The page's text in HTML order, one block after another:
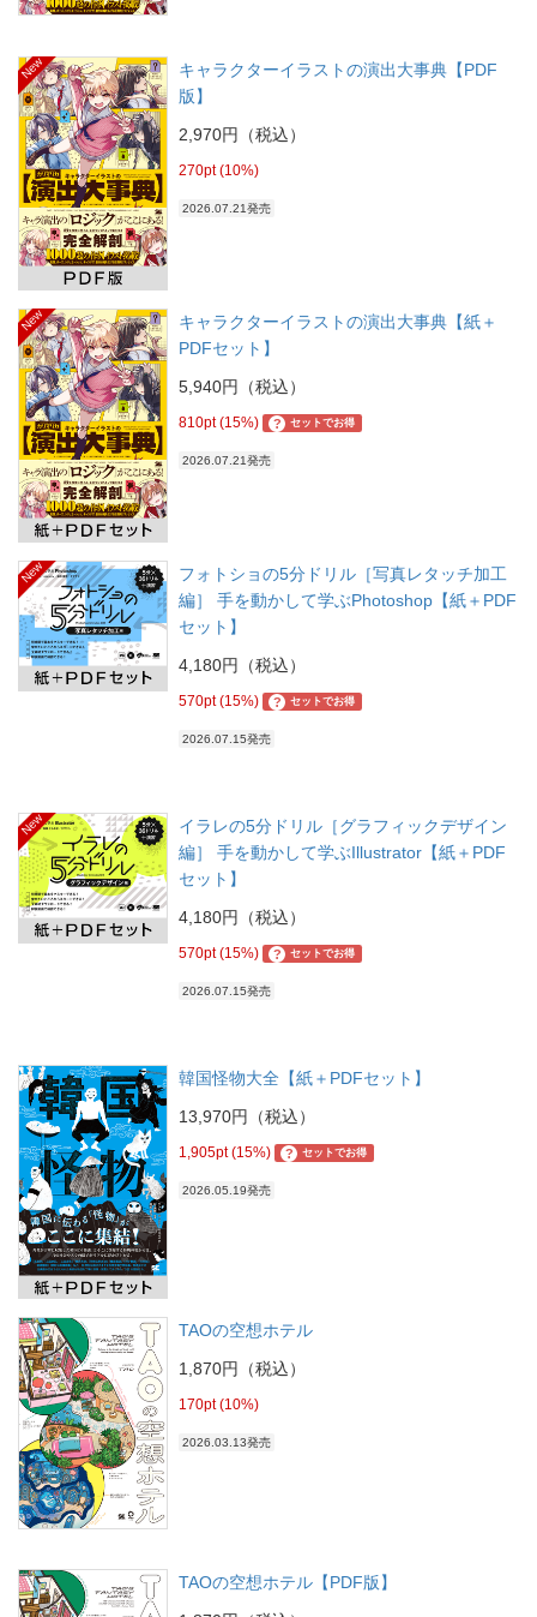
New
キャラクターイラストの演出大事典【PDF
版】
2,970円（税込）
270pt (10%)
2026.07.21発売
New
キャラクターイラストの演出大事典【紙＋
PDFセット】
5,940円（税込）
810pt (15%) ? セットでお得
2026.07.21発売
New
フォトショの5分ドリル［写真レタッチ加工
編］ 手を動かして学ぶPhotoshop【紙＋PDF
セット】
4,180円（税込）
570pt (15%) ? セットでお得
2026.07.15発売
New
イラレの5分ドリル［グラフィックデザイン
編］ 手を動かして学ぶIllustrator【紙＋PDF
セット】
4,180円（税込）
570pt (15%) ? セットでお得
2026.07.15発売
韓国怪物大全【紙＋PDFセット】
13,970円（税込）
1,905pt (15%) ? セットでお得
2026.05.19発売
TAOの空想ホテル
1,870円（税込）
170pt (10%)
2026.03.13発売
TAOの空想ホテル【PDF版】